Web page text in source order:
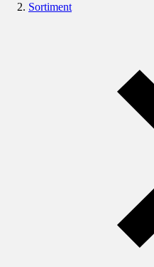
Sortiment